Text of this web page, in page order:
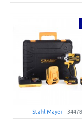
Stahl Mayer 34478